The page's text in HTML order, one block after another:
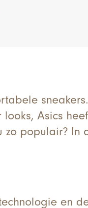
Asics
populair? In
en